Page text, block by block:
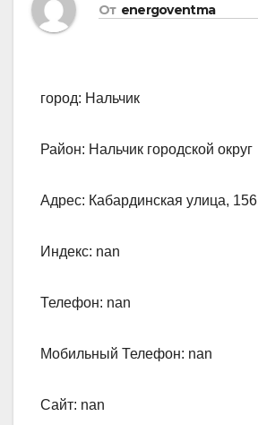
От energoventma
город: Нальчик
Район: Нальчик городской округ
Адрес: Кабардинская улица, 156
Индекс: nan
Телефон: nan
Мобильный Телефон: nan
Сайт: nan